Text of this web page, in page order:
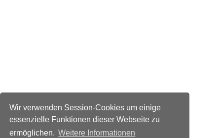
Wir verwenden Session-Cookies um einige
essenzielle Funktionen dieser Webseite zu
ermöglichen. Weitere Informationen